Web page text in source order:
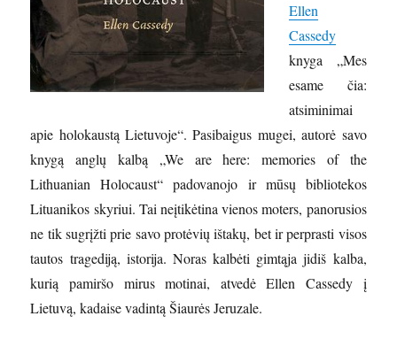
Ellen
Cassedy
knyga „Mes
esame čia:
atsiminimai
apie holokaustą Lietuvoje“. Pasibaigus mugei, autorė savo
knygą anglų kalbą „We are here: memories of the
Lithuanian Holocaust“ padovanojo ir mūsų bibliotekos
Lituanikos skyriui. Tai neįtikėtina vienos moters, panorusios
ne tik sugrįžti prie savo protėvių ištakų, bet ir perprasti visos
tautos tragediją, istorija. Noras kalbėti gimtąja jidiš kalba,
kurią pamiršo mirus motinai, atvedė Ellen Cassedy į
Lietuvą, kadaise vadintą Šiaurės Jeruzale.